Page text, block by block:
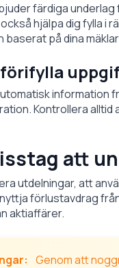
färdiga
hjälpa dig fylla i
baserat på dina
information
Kontrollera
att
utdelningar, att
förlustavdrag
aktiaffärer.
Genom att